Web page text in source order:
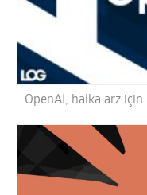
OpenAI, halka arz